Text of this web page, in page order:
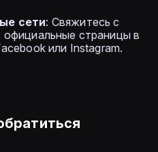
сети: Свяжитесь с
официальные страницы в
или Instagram.